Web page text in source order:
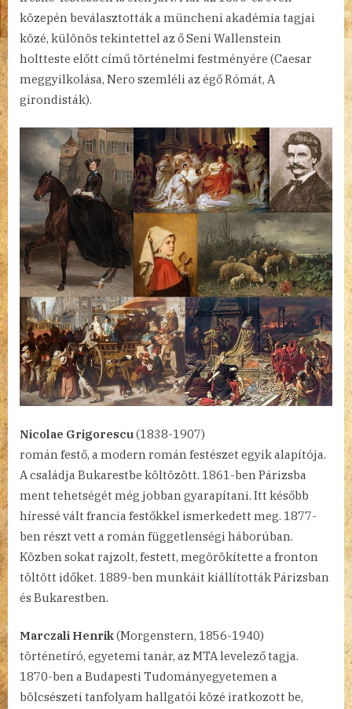
közepén beválasztották a müncheni akadémia tagjai
közé, különös tekintettel az ő Seni Wallenstein
holtteste előtt című történelmi festményére (Caesar
meggyilkolása, Nero szemléli az égő Rómát, A
girondisták).
Nicolae Grigorescu(1838-1907)
román festő, a modern román festészet egyik alapítója.
A családja Bukarestbe költözött. 1861-ben Párizsba
ment tehetségét még jobban gyarapítani. Itt később
híressé vált francia festőkkel ismerkedett meg. 1877-
ben részt vett a román függetlenségi háborúban.
Közben sokat rajzolt, festett, megörökítette a fronton
töltött időket. 1889-ben munkáit kiállították Párizsban
és Bukarestben.
Marczali Henrik(Morgenstern, 1856-1940)
történetíró, egyetemi tanár, az MTA levelező tagja.
1870-ben a Budapesti Tudományegyetemen a
bölcsészeti tanfolyam hallgatói közé iratkozott be,